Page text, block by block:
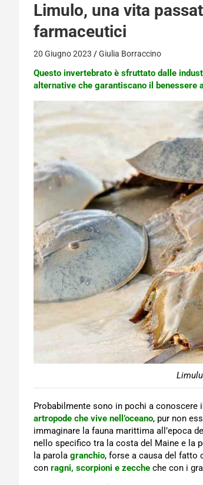
Limulo, una vita
farmaceutici
20 Giugno 2023 Giulia Borraccino
Questo invertebrato è sfruttato dalle
alternative che garantiscano il benessere
Probabilmente sono in pochi a conoscere il
artropode che vive nell’oceano, pur non
immaginare la fauna marittima all’epoca
nello specifico tra la costa del Maine e la
la parola granchio, forse a causa del fatto
con ragni, scorpioni e zecche che con i